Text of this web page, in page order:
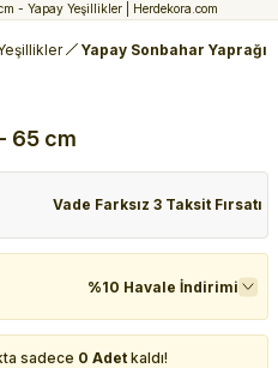
Yapay Sonbahar Yaprağı
65 cm
Vade Farksız 3 Taksit Fırsatı
%10 Havale İndirimi
sadece 0 Adet kaldı!